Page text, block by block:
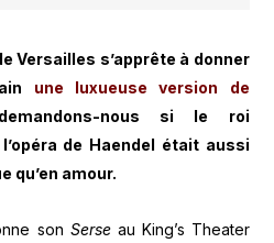
Versailles s’apprête à donner
une luxueuse version de
nous si le roi
de Haendel était aussi
qu’en amour.
son Serseau King’s Theater